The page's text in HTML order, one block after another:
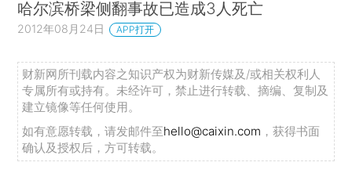
哈尔滨桥梁侧翻事故已造成3人死亡
2012年08月24日 APP打开
财新网所刊载内容之知识产权为财新传媒及/或相关权利人
专属所有或持有。未经许可，禁止进行转载、摘编、复制及
建立镜像等任何使用。
如有意愿转载，请发邮件至hello@caixin.com ，获得书面
确认及授权后，方可转载。